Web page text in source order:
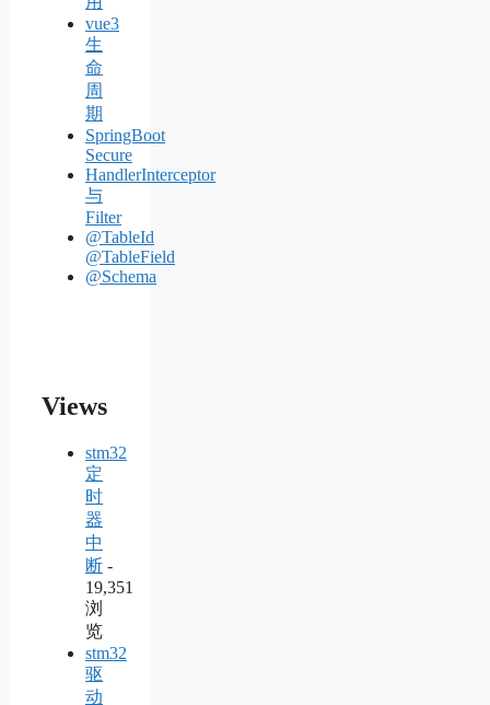
vue3
生
命
周
期
SpringBoot
Secure
HandlerInterceptor
与
Filter
@TableId
@TableField
@Schema
Views
stm32
定
时
器
中
断 -
19,351
浏
览
stm32
驱
动